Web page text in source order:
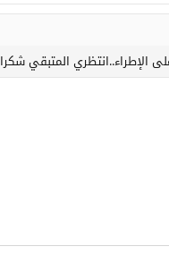
الإطراء..انتظري المتبقي شكرا